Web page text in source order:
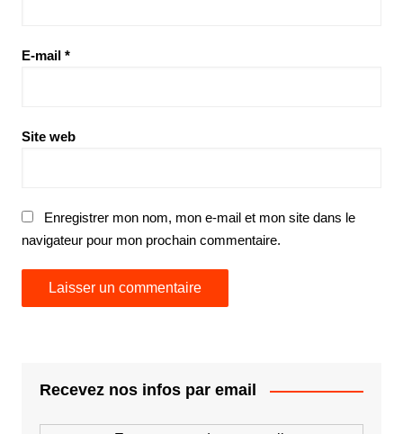
E-mail *
Site web
Enregistrer mon nom, mon e-mail et mon site dans le
navigateur pour mon prochain commentaire.
Recevez nos infos par email